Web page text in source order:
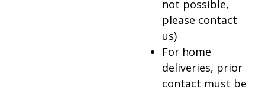
not possible,
please contact
us)
For home
deliveries, prior
contact must be